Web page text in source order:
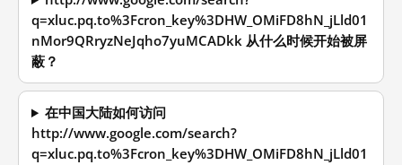
q=xluc.pq.to%3Fcron_key%3DHW_OMiFD8hN_jLld01
nMor9QRryzNeJqho7yuMCADkk 从什么时候开始被屏
蔽？
在中国大陆如何访问
http://www.google.com/search?
q=xluc.pq.to%3Fcron_key%3DHW_OMiFD8hN_jLld01